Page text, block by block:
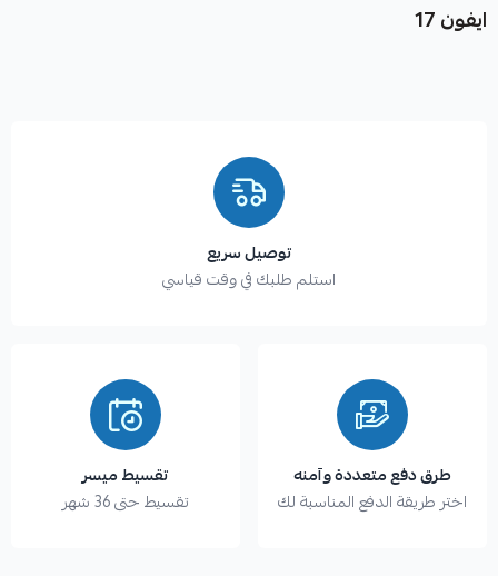
ايفون 17
توصيل سريع
استلم طلبك في وقت قياسي
طرق دفع متعددة وآمنه
اختر طريقة الدفع المناسبة لك
تقسيط ميسر
تقسيط حتى 36 شهر